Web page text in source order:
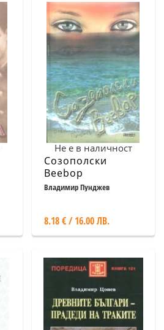
Не е в наличност
Созополски
Beebop
Владимир Пунджев
8.18 € / 16.00 ЛВ.